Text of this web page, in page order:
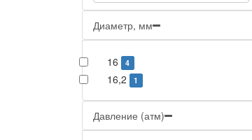
Диаметр, мм
16 4
16,2 1
Давление (атм)